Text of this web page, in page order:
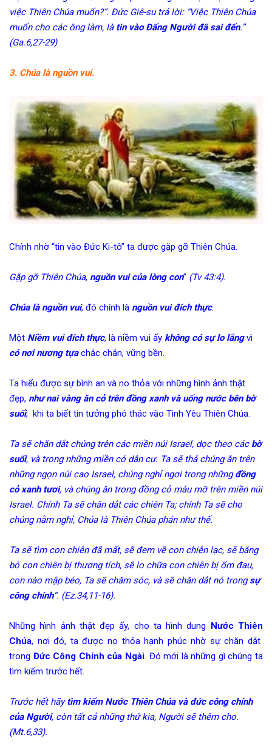
việc Thiên Chúa muốn?”. Đức Giê-su trả lời: “Việc Thiên Chúa
muốn cho các ông làm, là tin vào Đấng Người đã sai đến.”
(Ga.6,27-29)
3. Chúa là nguồn vui.
Chính nhờ “tin vào Đức Ki-tô” ta được gặp gỡ Thiên Chúa.
Gặp gỡ Thiên Chúa, nguồn vui của lòng con” (Tv 43:4).
Chúa là nguồn vui, đó chính là nguồn vui đích thực.
Một Niềm vui đích thực, là niềm vui ấy không có sự lo lắngvì
có nơi nương tựachắc chắn, vững bền.
Ta hiểu được sự bình an và no thỏa với những hình ảnh thật
đẹp, như nai vàng ăn cỏ trên đồng xanh và uống nước bên bờ
suối, khi ta biết tin tưởng phó thác vào Tình Yêu Thiên Chúa.
Ta sẽ chăn dắt chúng trên các miền núi Israel, dọc theo các bờ
suối, và trong những miền có dân cư. Ta sẽ thả chúng ăn trên
những ngọn núi cao Israel, chúng nghỉ ngơi trong nhữngđồng
cỏ xanh tươi, và chúng ăn trong đồng cỏ màu mỡ trên miền núi
Israel. Chính Ta sẽ chăn dắt các chiên Ta; chính Ta sẽ cho
chúng nằm nghỉ, Chúa là Thiên Chúa phán như thế.
Ta sẽ tìm con chiên đã mất, sẽ đem về con chiên lạc, sẽ băng
bó con chiên bị thương tích, sẽ lo chữa con chiên bị ốm đau,
con nào mập béo, Ta sẽ chăm sóc, và sẽ chăn dắt nó trongsự
công chính“. (Ez.34,11-16).
Những hình ảnh thật đẹp ấy, cho ta hình dung Nước Thiên
Chúa, nơi đó, ta được no thỏa hạnh phúc nhờ sự chăn dắt
trong Đức Công Chính của Ngài. Đó mới là những gì chúng ta
tìm kiếm trước hết.
Trước hết hãytìm kiếm Nước Thiên Chúa và đức công chính
của Người, còn tất cả những thứ kia, Người sẽ thêm cho.
(Mt.6,33).